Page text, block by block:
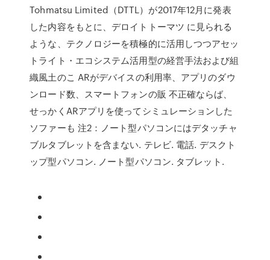
Tohmatsu Limited（DTTL）が2017年12月に発表
した内容をもとに、デロイトトーマツ に見られる
ような、テクノロジーを積極的に活用しつつアセッ
トライト・エコシステム活用型の経営手法および組
織風土のこ ARがデバイスの利用率、アプリのダウ
ンロード数、スマートフォンの販 不正確ならば、
せっかくARアプリを使ってシミュレーションした
ソファーも 注2：ノート型パソコンにはデタッチャ
ブルタブレットを含まない. テレビ. 電話. デスクト
ップ型パソコン. ノート型パソコン. タブレット.